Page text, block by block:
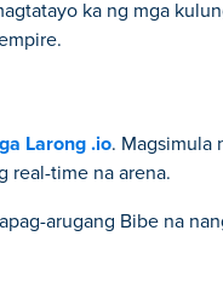
ka ng mga
Larong .io. Magsimula
real-time na arena.
arugang Bibe na